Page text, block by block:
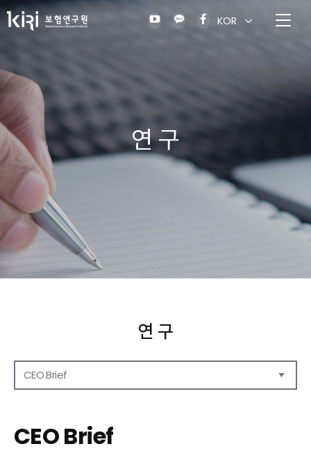
KOR
연 구
연 구
CEO Brief
CEO Brief
영상자료
CEO Brief